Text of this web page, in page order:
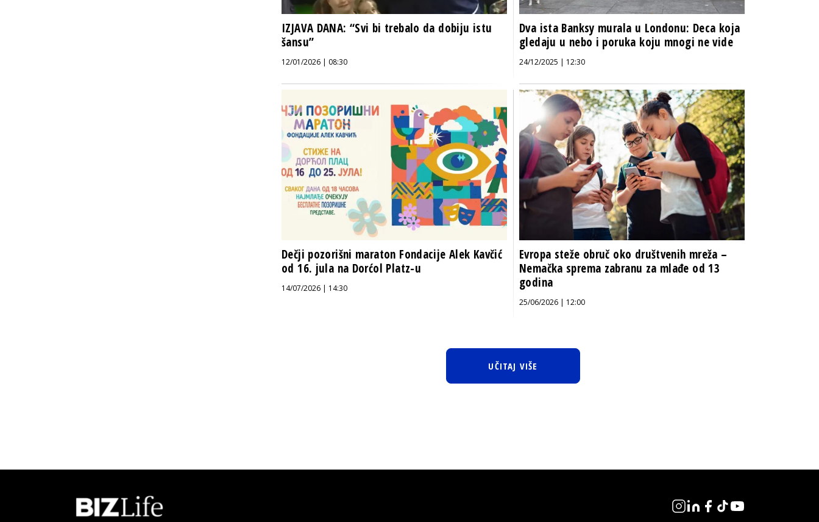
IZJAVA DANA: “Svi bi trebalo da dobiju istu
šansu”
12/01/2026 | 08:30
Dva ista Banksy murala u Londonu: Deca koja
gledaju u nebo i poruka koju mnogi ne vide
24/12/2025 | 12:30
Dečji pozorišni maraton Fondacije Alek Kavčić
od 16. jula na Dorćol Platz-u
14/07/2026 | 14:30
Evropa steže obruč oko društvenih mreža –
Nemačka sprema zabranu za mlađe od 13
godina
25/06/2026 | 12:00
UČITAJ VIŠE